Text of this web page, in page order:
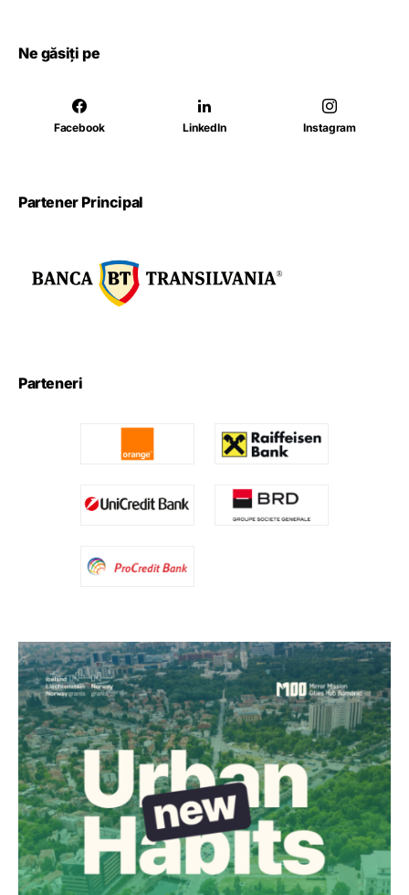
Ne găsiți pe
Facebook LinkedIn Instagram
Partener Principal
Parteneri